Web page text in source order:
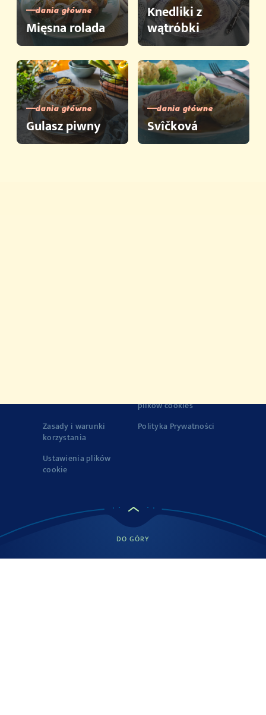
dania główne
Mięsna rolada
Knedliki z
wątróbki
dania główne
Gulasz piwny
dania główne
Svîčková
plików cookies
Zasady i warunki
korzystania
Polityka Prywatności
Ustawienia plików
cookie
DO GÓRY